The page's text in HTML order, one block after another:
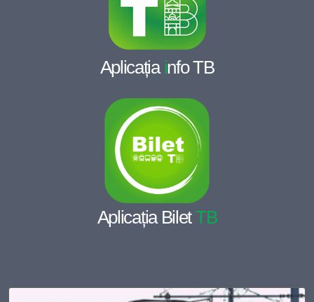
Aplicația info TB
Aplicația BiletTB